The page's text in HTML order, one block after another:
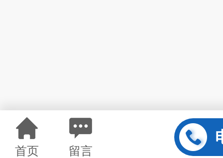
首页 留言